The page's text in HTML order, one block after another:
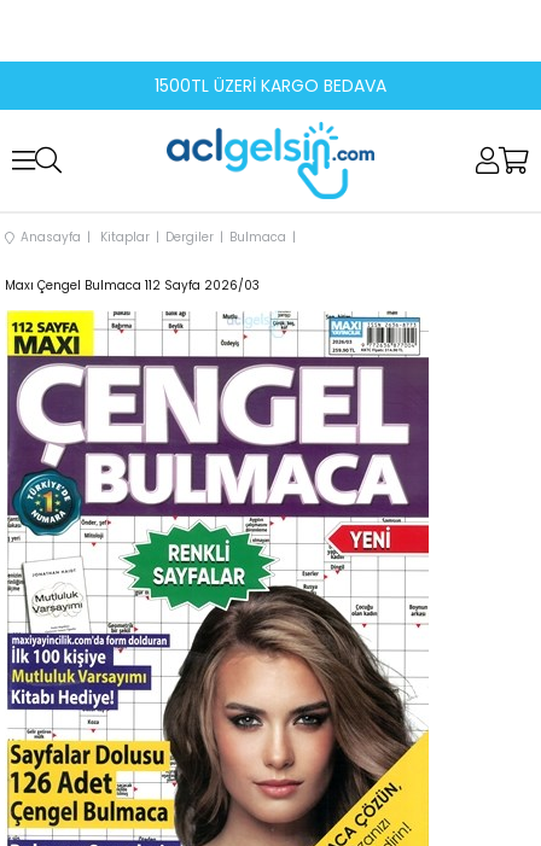
1500TL ÜZERİ KARGO BEDAVA
Anasayfa Kitaplar Dergiler Bulmaca
Maxı Çengel Bulmaca 112 Sayfa 2026/03